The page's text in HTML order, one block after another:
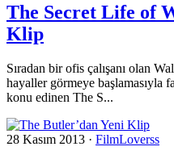
The Secret Life of
Klip
Sıradan bir ofis çalışanı olan
hayaller görmeye başlamasıyla
konu edinen The S...
28 Kasım 2013 · FilmLoverss